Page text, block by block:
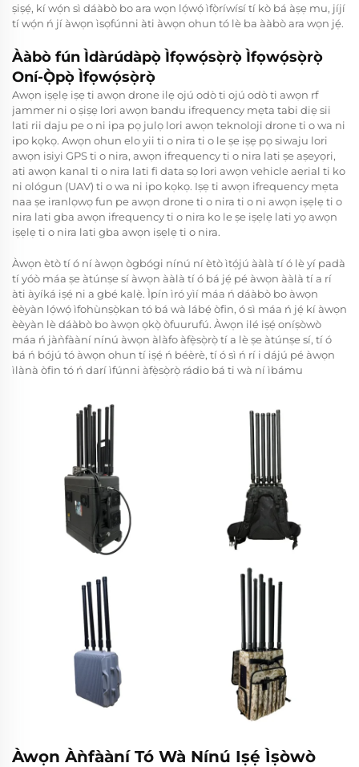
ṣiṣẹ́, kí wọ́n sì dáàbò bo ara wọn lọ́wọ́ ìfọ̀ríwísí tí kò bá àṣẹ mu, jíjí
tí wọ́n ń jí àwọn ìsọfúnni àti àwọn ohun tó lè ba ààbò ara wọn jẹ́.
Ààbò fún Ìdàrúdàpọ̀ Ìfọwọ́sọ̀rọ̀ Ìfọwọ́sọ̀rọ̀
Oní-Ọ̀pọ̀ Ìfọwọ́sọ̀rọ̀
Awọn iṣẹlẹ iṣẹ ti awọn drone ilẹ ojú odò ti ojú odò ti awọn rf
jammer ni o ṣiṣẹ lori awọn bandu ifrequency mẹta tabi diẹ sii
lati rii daju pe o ni ipa pọ julọ lori awọn teknoloji drone ti o wa ni
ipo kọkọ. Awọn ohun elo yii ti o nira ti o le ṣe iṣẹ pọ siwaju lori
awọn isiyi GPS ti o nira, awọn ifrequency ti o nira lati ṣe aṣeyọri,
ati awọn kanal ti o nira lati fi data sọ lori awọn vehicle aerial ti ko
ni ológun (UAV) ti o wa ni ipo kọkọ. Iṣẹ ti awọn ifrequency mẹta
naa ṣe iranlọwọ fun pe awọn drone ti o nira ti o ni awọn iṣẹlẹ ti o
nira lati gba awọn ifrequency ti o nira ko le ṣe iṣẹlẹ lati yọ awọn
iṣẹlẹ ti o nira lati gba awọn iṣẹlẹ ti o nira.
Àwọn ètò tí ó ní àwọn ògbógi nínú ní ètò ìtọ́jú ààlà tí ó lè yí padà
tí yóò máa ṣe àtúnṣe sí àwọn ààlà tí ó bá jẹ́ pé àwọn ààlà tí a rí
àti àyíká iṣẹ́ ni a gbé kalẹ̀. Ìpín ìró yìí máa ń dáàbò bo àwọn
èèyàn lọ́wọ́ ìfohùnṣọ̀kan tó bá wà lábẹ́ òfin, ó sì máa ń jẹ́ kí àwọn
èèyàn lè dáàbò bo àwọn ọkọ̀ òfuurufú. Àwọn ilé iṣẹ́ oníṣòwò
máa ń jàǹfààní nínú àwọn àlàfo àfẹ̀sọ̀rọ̀ tí a lè ṣe àtúnṣe sí, tí ó
bá ń bójú tó àwọn ohun tí iṣẹ́ ń béèrè, tí ó sì ń rí i dájú pé àwọn
ìlànà òfin tó ń darí ìfúnni àfẹ̀sọ̀rọ̀ rádio bá ti wà ní ìbámu
Àwọn Àǹfààní Tó Wà Nínú Iṣẹ́ Ìṣòwò